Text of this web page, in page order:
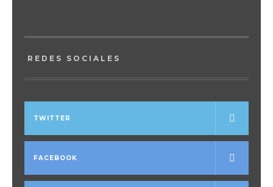
REDES SOCIALES
TWITTER
FACEBOOK